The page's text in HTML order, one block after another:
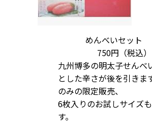
めんべいセット
750円（税込）
九州博多の明太子せんべ
とした辛さが後を引きま
のみの限定販売、
6枚入りのお試しサイズ
す。